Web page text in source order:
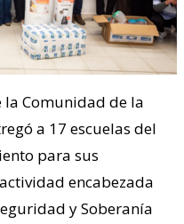
Comunidad de la
a 17 escuelas del
para sus
encabezada
y Soberanía